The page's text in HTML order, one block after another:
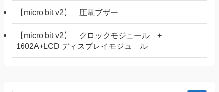
【micro:bit v2】 圧電ブザー
【micro:bit v2】 クロックモジュール +
1602A+LCD ディスプレイモジュール